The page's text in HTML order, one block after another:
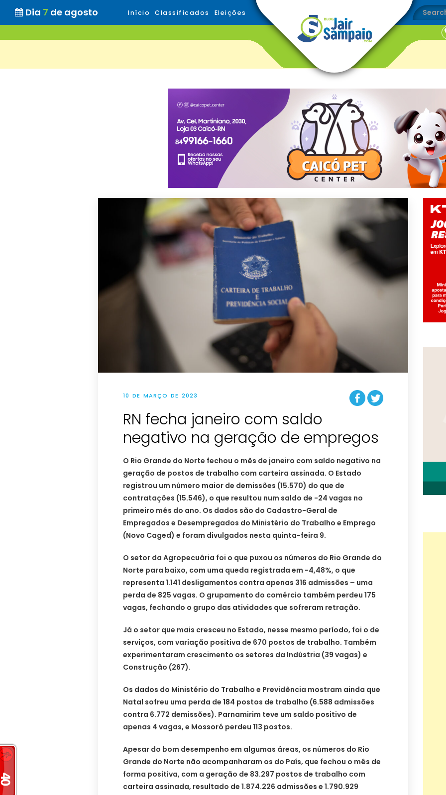
Dia 7 de agosto Início Classificados Eleições
10 DE MARÇO DE 2023
RN fecha janeiro com saldo
negativo na geração de empregos
O Rio Grande do Norte fechou o mês de janeiro com saldo negativo na
geração de postos de trabalho com carteira assinada. O Estado
registrou um número maior de demissões (15.570) do que de
contratações (15.546), o que resultou num saldo de -24 vagas no
primeiro mês do ano. Os dados são do Cadastro-Geral de
Empregados e Desempregados do Ministério do Trabalho e Emprego
(Novo Caged) e foram divulgados nesta quinta-feira 9.
O setor da Agropecuária foi o que puxou os números do Rio Grande do
Norte para baixo, com uma queda registrada em -4,48%, o que
representa 1.141 desligamentos contra apenas 316 admissões – uma
perda de 825 vagas. O grupamento do comércio também perdeu 175
vagas, fechando o grupo das atividades que sofreram retração.
Já o setor que mais cresceu no Estado, nesse mesmo período, foi o de
serviços, com variação positiva de 670 postos de trabalho. Também
experimentaram crescimento os setores da Indústria (39 vagas) e
Construção (267).
Os dados do Ministério do Trabalho e Previdência mostram ainda que
Natal sofreu uma perda de 184 postos de trabalho (6.588 admissões
contra 6.772 demissões). Parnamirim teve um saldo positivo de
apenas 4 vagas, e Mossoró perdeu 113 postos.
Apesar do bom desempenho em algumas áreas, os números do Rio
Grande do Norte não acompanharam os do País, que fechou o mês de
forma positiva, com a geração de 83.297 postos de trabalho com
carteira assinada, resultado de 1.874.226 admissões e 1.790.929